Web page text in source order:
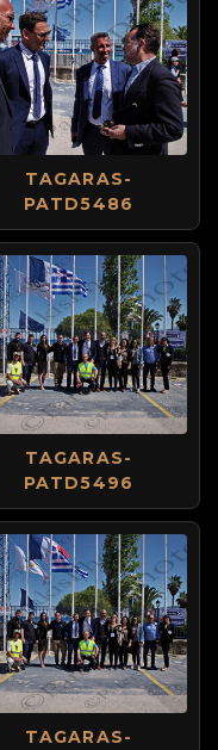
TAGARAS-
PATD5486
TAGARAS-
PATD5496
TAGARAS-